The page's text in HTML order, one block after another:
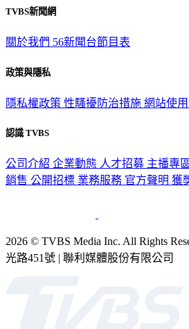
TVBS新聞網
關於我們 56新聞台節目表
政策與隱私
隱私權政策 性騷擾防治措施 網站使
認識 TVBS
公司介紹 企業動態 人才招募 主播專區
銷售 公開招標 業務服務 官方聲明 獲
2026 © TVBS Media Inc. All Rights
光路451號 | 聯利媒體股份有限公司